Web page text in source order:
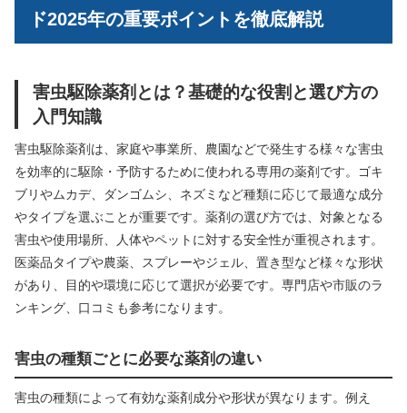
ド2025年の重要ポイントを徹底解説
害虫駆除薬剤とは？基礎的な役割と選び方の
入門知識
害虫駆除薬剤は、家庭や事業所、農園などで発生する様々な害虫
を効率的に駆除・予防するために使われる専用の薬剤です。ゴキ
ブリやムカデ、ダンゴムシ、ネズミなど種類に応じて最適な成分
やタイプを選ぶことが重要です。薬剤の選び方では、対象となる
害虫や使用場所、人体やペットに対する安全性が重視されます。
医薬品タイプや農薬、スプレーやジェル、置き型など様々な形状
があり、目的や環境に応じて選択が必要です。専門店や市販のラ
ンキング、口コミも参考になります。
害虫の種類ごとに必要な薬剤の違い
害虫の種類によって有効な薬剤成分や形状が異なります。例え